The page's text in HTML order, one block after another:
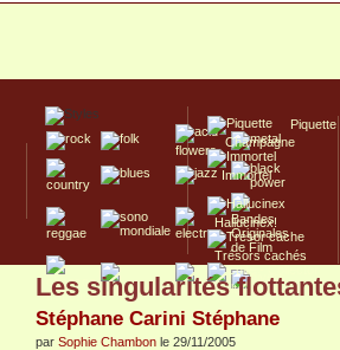
Piquette
Champagne
Immortel
Hallucinex!
Trésors cachés
Culte/Collector
Les singularités
Stéphane Carini Stéphane
par Sophie Chambon le 29/11/2005